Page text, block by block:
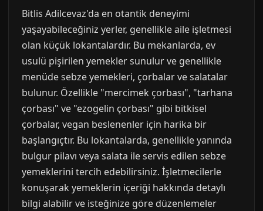
Bitlis Adilcevaz'da en otantik deneyimi
yaşayabileceğiniz yerler, genellikle aile işletmesi
olan küçük lokantalardır. Bu mekanlarda, ev
usulü pişirilen yemekler sunulur ve genellikle
menüde sebze yemekleri, çorbalar ve salatalar
bulunur. Özellikle "mercimek çorbası", "tarhana
çorbası" ve "ezogelin çorbası" gibi bitkisel
çorbalar, vegan beslenenler için harika bir
başlangıçtır. Bu lokantalarda, genellikle yanında
bulgur pilavı veya salata ile servis edilen sebze
yemeklerini tercih edebilirsiniz. İşletmecilerle
konuşarak yemeklerin içeriği hakkında detaylı
bilgi alabilir ve isteğinize göre düzenlemeler